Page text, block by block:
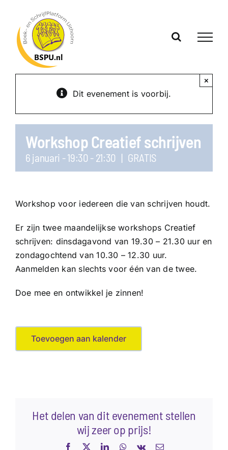
inhoud
Dit evenement is voorbij.
×
Workshop Creatief schrijven
6 januari - 19:30 - 21:30 | GRATIS
Workshop voor iedereen die van schrijven houdt.
Er zijn twee maandelijkse workshops Creatief
schrijven: dinsdagavond van 19.30 – 21.30 uur en
zondagochtend van 10.30 – 12.30 uur.
Aanmelden kan slechts voor één van de twee.
Doe mee en ontwikkel je zinnen!
Toevoegen aan kalender
Het delen van dit evenement stellen
wij zeer op prijs!
Facebook LinkedInWhatsApp
Vk
E-